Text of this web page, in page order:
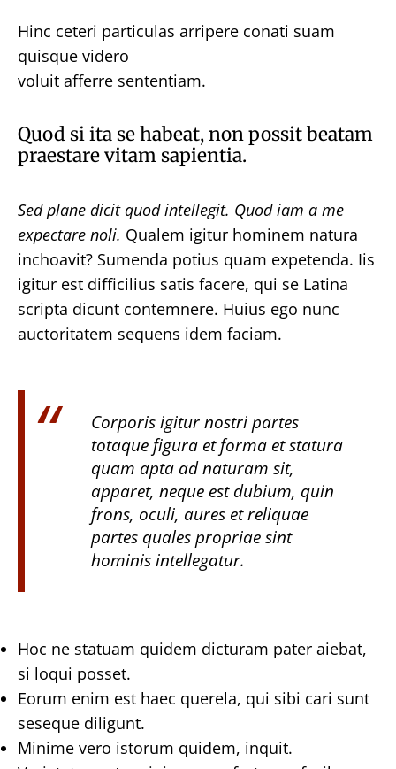
Hinc ceteri particulas arripere conati suam
quisque videro
voluit afferre sententiam.
Quod si ita se habeat, non possit beatam
praestare vitam sapientia.
Sed plane dicit quod intellegit. Quod iam a me
expectare noli. Qualem igitur hominem natura
inchoavit? Sumenda potius quam expetenda. Iis
igitur est difficilius satis facere, qui se Latina
scripta dicunt contemnere. Huius ego nunc
auctoritatem sequens idem faciam.
Corporis igitur nostri partes
totaque figura et forma et statura
quam apta ad naturam sit,
apparet, neque est dubium, quin
frons, oculi, aures et reliquae
partes quales propriae sint
hominis intellegatur.
Hoc ne statuam quidem dicturam pater aiebat,
si loqui posset.
Eorum enim est haec querela, qui sibi cari sunt
seseque diligunt.
Minime vero istorum quidem, inquit.